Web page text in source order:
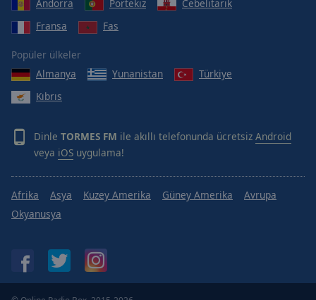
Close
dialog
window.
Andorra
Portekiz
Cebelitarık
Fransa
Fas
Popüler ülkeler
Almanya
Yunanistan
Türkiye
Kıbrıs
Dinle TORMES FM ile akıllı telefonunda ücretsiz Android
veya iOS uygulama!
Afrika Asya Kuzey Amerika Güney Amerika
Avrupa
Okyanusya